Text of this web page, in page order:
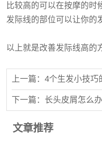
比较高的可以在按摩的时
发际线的部位可以让你的
以上就是改善发际线高的
上一篇：4个生发小技
下一篇：长头皮屑怎么办
文章推荐